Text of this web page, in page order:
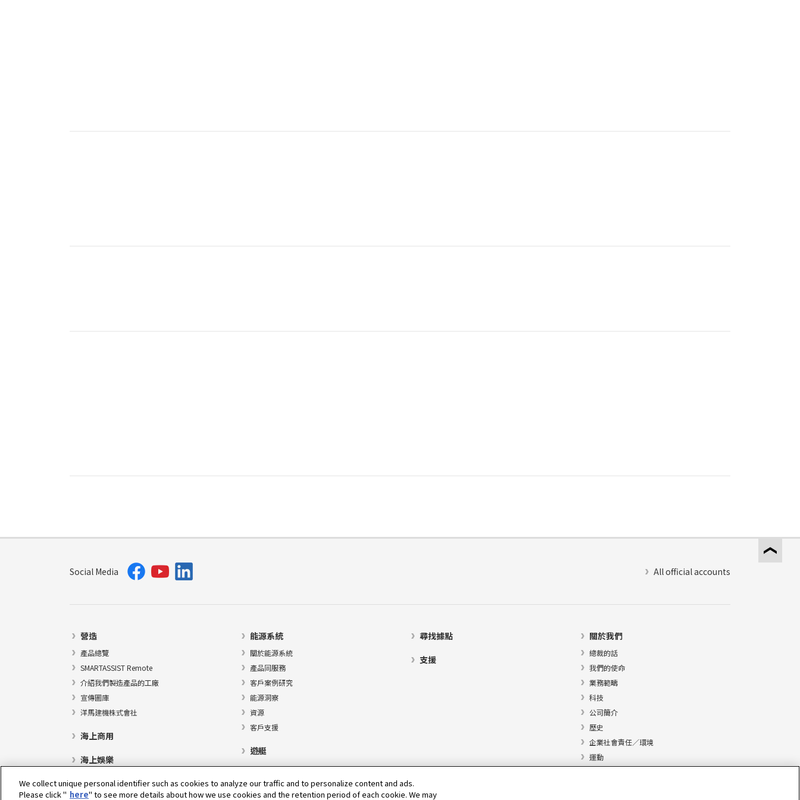
Social Media All official accounts
營造
產品總覽
SMARTASSIST Remote
介紹我們製造產品的工廠
宣傳圖庫
洋馬建機株式會社
海上商用
海上娛樂
能源系統
關於能源系統
產品同服務
客戶案例研究
能源洞察
資源
客戶支援
遊艇
尋找據點
支援
關於我們
總裁的話
我們的使命
業務範疇
科技
公司簡介
歷史
企業社會責任／環境
運動
We collect unique personal identifier such as cookies to analyze our traffic and to personalize content and ads.
Please click " here" to see more details about how we use cookies and the retention period of each cookie. We may